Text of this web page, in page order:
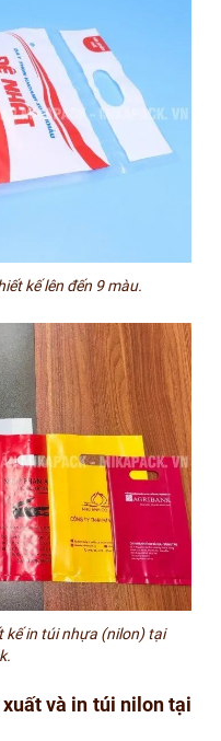
kế lên đến 9 màu.
kế in túi nhựa (nilon) tại
và in túi nilon tại